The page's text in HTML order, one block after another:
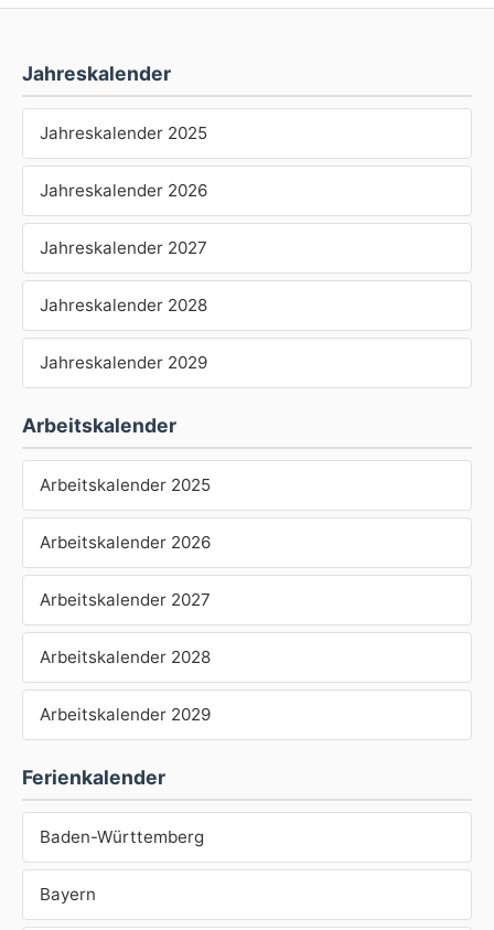
Jahreskalender
Jahreskalender 2025
Jahreskalender 2026
Jahreskalender 2027
Jahreskalender 2028
Jahreskalender 2029
Arbeitskalender
Arbeitskalender 2025
Arbeitskalender 2026
Arbeitskalender 2027
Arbeitskalender 2028
Arbeitskalender 2029
Ferienkalender
Baden-Württemberg
Bayern